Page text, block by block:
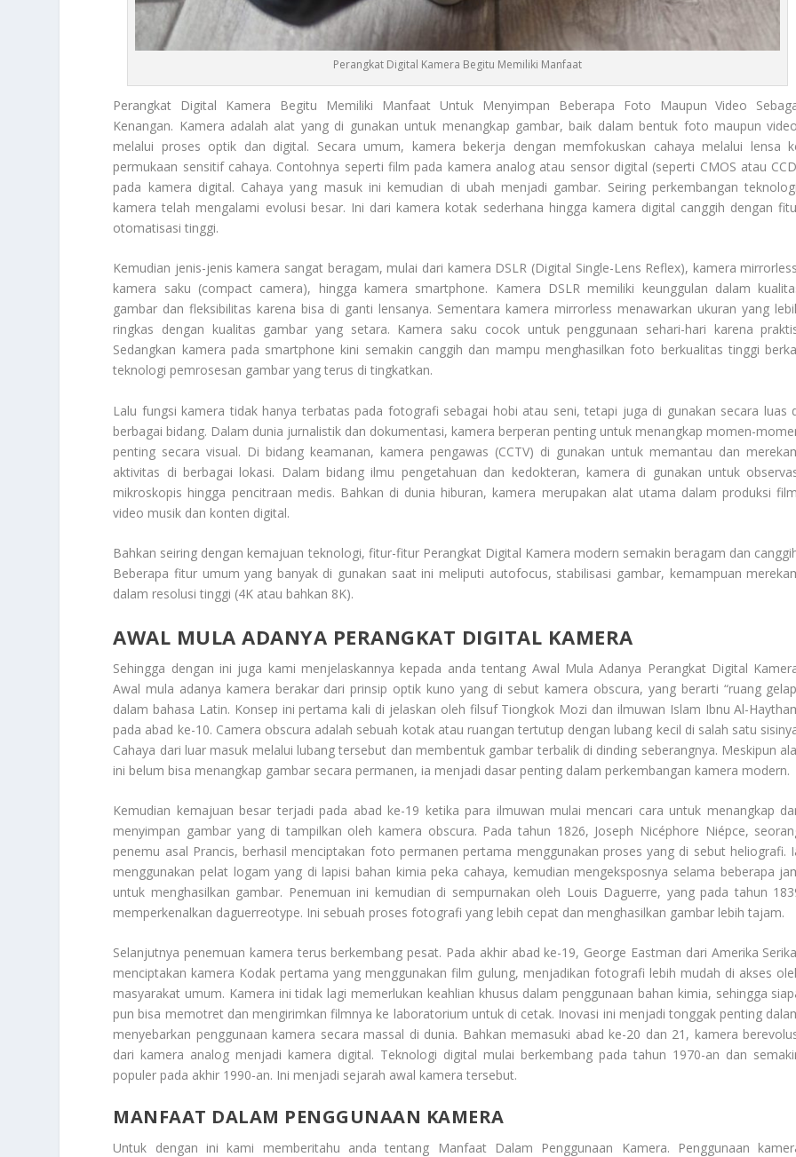
Perangkat Digital Kamera Begitu Memiliki Manfaat
Perangkat Digital Kamera Begitu Memiliki Manfaat Untuk Menyimpan Beberapa Foto Maupun Video
Kenangan. Kamera adalah alat yang di gunakan untuk menangkap gambar, baik dalam bentuk foto maupun
melalui proses optik dan digital. Secara umum, kamera bekerja dengan memfokuskan cahaya melalui lensa
permukaan sensitif cahaya. Contohnya seperti film pada kamera analog atau sensor digital (seperti CMOS atau
pada kamera digital. Cahaya yang masuk ini kemudian di ubah menjadi gambar. Seiring perkembangan
kamera telah mengalami evolusi besar. Ini dari kamera kotak sederhana hingga kamera digital canggih dengan
otomatisasi tinggi.
Kemudian jenis-jenis kamera sangat beragam, mulai dari kamera DSLR (Digital Single-Lens Reflex), kamera
kamera saku (compact camera), hingga kamera smartphone. Kamera DSLR memiliki keunggulan dalam
gambar dan fleksibilitas karena bisa di ganti lensanya. Sementara kamera mirrorless menawarkan ukuran yang
ringkas dengan kualitas gambar yang setara. Kamera saku cocok untuk penggunaan sehari-hari karena
Sedangkan kamera pada smartphone kini semakin canggih dan mampu menghasilkan foto berkualitas tinggi
teknologi pemrosesan gambar yang terus di tingkatkan.
Lalu fungsi kamera tidak hanya terbatas pada fotografi sebagai hobi atau seni, tetapi juga di gunakan secara luas
berbagai bidang. Dalam dunia jurnalistik dan dokumentasi, kamera berperan penting untuk menangkap momen-
penting secara visual. Di bidang keamanan, kamera pengawas (CCTV) di gunakan untuk memantau dan
aktivitas di berbagai lokasi. Dalam bidang ilmu pengetahuan dan kedokteran, kamera di gunakan untuk
mikroskopis hingga pencitraan medis. Bahkan di dunia hiburan, kamera merupakan alat utama dalam produksi
video musik dan konten digital.
Bahkan seiring dengan kemajuan teknologi, fitur-fitur Perangkat Digital Kamera modern semakin beragam dan
Beberapa fitur umum yang banyak di gunakan saat ini meliputi autofocus, stabilisasi gambar, kemampuan
dalam resolusi tinggi (4K atau bahkan 8K).
AWAL MULA ADANYA PERANGKAT DIGITAL KAMERA
Sehingga dengan ini juga kami menjelaskannya kepada anda tentang Awal Mula Adanya Perangkat Digital
Awal mula adanya kamera berakar dari prinsip optik kuno yang di sebut kamera obscura, yang berarti “ruang
dalam bahasa Latin. Konsep ini pertama kali di jelaskan oleh filsuf Tiongkok Mozi dan ilmuwan Islam Ibnu Al-
pada abad ke-10. Camera obscura adalah sebuah kotak atau ruangan tertutup dengan lubang kecil di salah satu
Cahaya dari luar masuk melalui lubang tersebut dan membentuk gambar terbalik di dinding seberangnya. Meskipun
ini belum bisa menangkap gambar secara permanen, ia menjadi dasar penting dalam perkembangan kamera modern.
Kemudian kemajuan besar terjadi pada abad ke-19 ketika para ilmuwan mulai mencari cara untuk menangkap
menyimpan gambar yang di tampilkan oleh kamera obscura. Pada tahun 1826, Joseph Nicéphore Niépce,
penemu asal Prancis, berhasil menciptakan foto permanen pertama menggunakan proses yang di sebut heliografi.
menggunakan pelat logam yang di lapisi bahan kimia peka cahaya, kemudian mengeksposnya selama beberapa
untuk menghasilkan gambar. Penemuan ini kemudian di sempurnakan oleh Louis Daguerre, yang pada tahun
memperkenalkan daguerreotype. Ini sebuah proses fotografi yang lebih cepat dan menghasilkan gambar lebih tajam.
Selanjutnya penemuan kamera terus berkembang pesat. Pada akhir abad ke-19, George Eastman dari Amerika
menciptakan kamera Kodak pertama yang menggunakan film gulung, menjadikan fotografi lebih mudah di akses
masyarakat umum. Kamera ini tidak lagi memerlukan keahlian khusus dalam penggunaan bahan kimia, sehingga
pun bisa memotret dan mengirimkan filmnya ke laboratorium untuk di cetak. Inovasi ini menjadi tonggak penting
menyebarkan penggunaan kamera secara massal di dunia. Bahkan memasuki abad ke-20 dan 21, kamera
dari kamera analog menjadi kamera digital. Teknologi digital mulai berkembang pada tahun 1970-an dan
populer pada akhir 1990-an. Ini menjadi sejarah awal kamera tersebut.
MANFAAT DALAM PENGGUNAAN KAMERA
Untuk dengan ini kami memberitahu anda tentang Manfaat Dalam Penggunaan Kamera. Penggunaan